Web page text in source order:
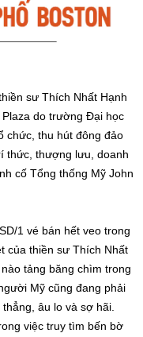
sư Thích Nhất Hạnh
do trường Đại học
chức, thu hút đông đảo
thức, thượng lưu, doanh
cố Tổng thống Mỹ John
1 vé bán hết veo trong
của thiền sư Thích Nhất
tảng băng chìm trong
Mỹ cũng đang phải
âu lo và sợ hãi.
việc truy tìm bến bờ